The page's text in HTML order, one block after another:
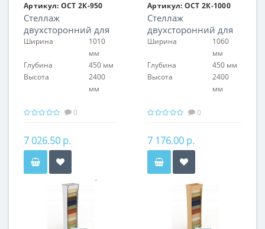
Артикул: ОСТ 2К-950
Стеллаж
двухсторонний для
обоев
Ширина
1010
мм
Глубина
450 мм
Высота
2400
мм
0
7 026.50 р.
Артикул: ОСТ 2К-1000
Стеллаж
двухсторонний для
обоев
Ширина
1060
мм
Глубина
450 мм
Высота
2400
мм
0
7 176.00 р.